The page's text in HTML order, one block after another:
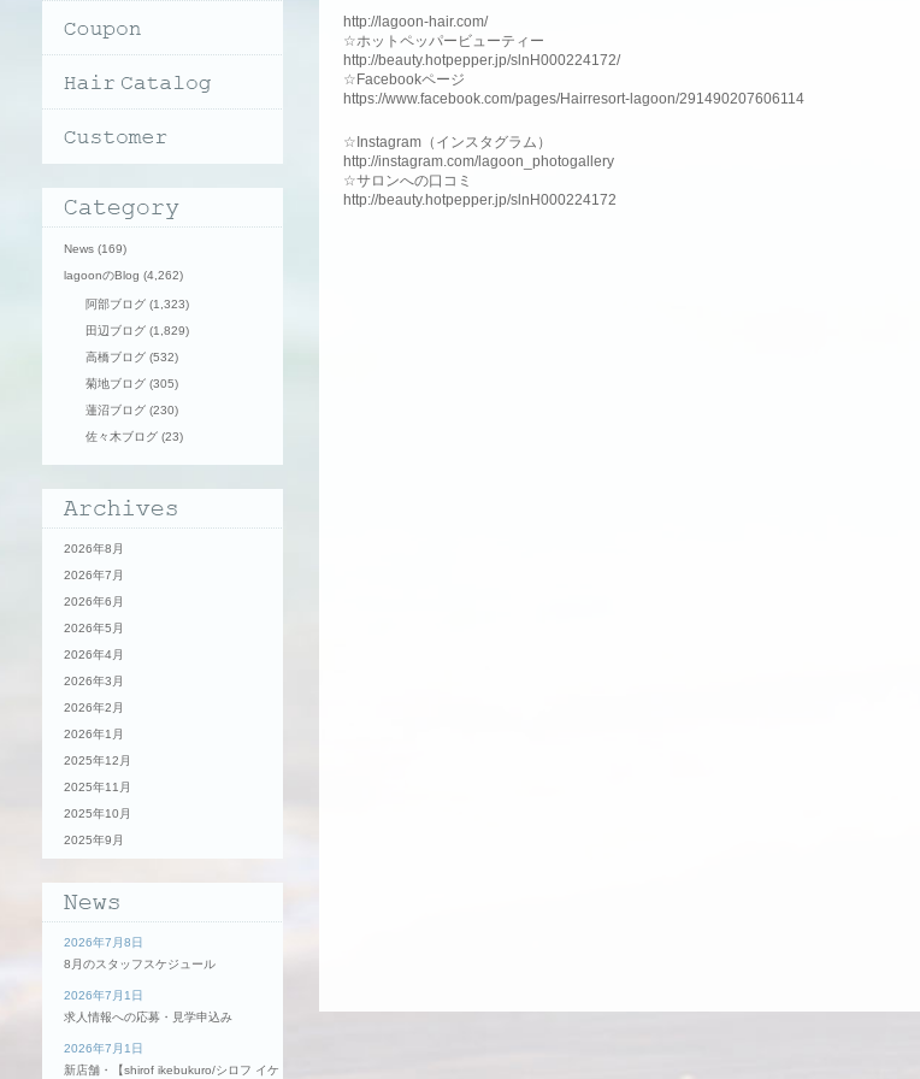
http://lagoon-hair.com/
☆ホットペッパービューティー
http://beauty.hotpepper.jp/slnH000224172/
☆Facebookページ
https://www.facebook.com/pages/Hairresort-lagoon/291490207606114
☆Instagram（インスタグラム）
http://instagram.com/lagoon_photogallery
☆サロンへの口コミ
http://beauty.hotpepper.jp/slnH000224172
News (169)
lagoonのBlog (4,262)
阿部ブログ (1,323)
田辺ブログ (1,829)
高橋ブログ (532)
菊地ブログ (305)
蓮沼ブログ (230)
佐々木ブログ (23)
2026年8月
2026年7月
2026年6月
2026年5月
2026年4月
2026年3月
2026年2月
2026年1月
2025年12月
2025年11月
2025年10月
2025年9月
2026年7月8日
8月のスタッフスケジュール
2026年7月1日
求人情報への応募・見学申込み
2026年7月1日
新店舗・【shirof ikebukuro/シロフ イケ